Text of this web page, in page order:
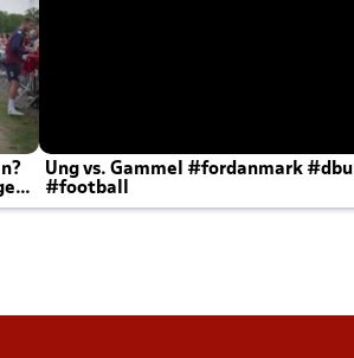
Ung vs. Gammel #fordanmark #dbu
#football